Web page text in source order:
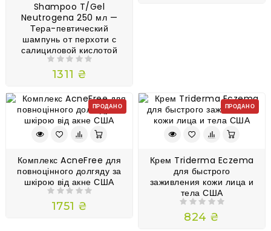
Shampoo T/Gel
Neutrogena 250 мл —
Тера-певтический
шампунь от перхоти с
салициловой кислотой
1311 ₴
ПРОДАНО
Комплекс AcneFree для
повноцінного долгяду за
шкірою від акне США
1751 ₴
ПРОДАНО
Крем Triderma Eczema
для быстрого
заживления кожи лица и
тела США
824 ₴